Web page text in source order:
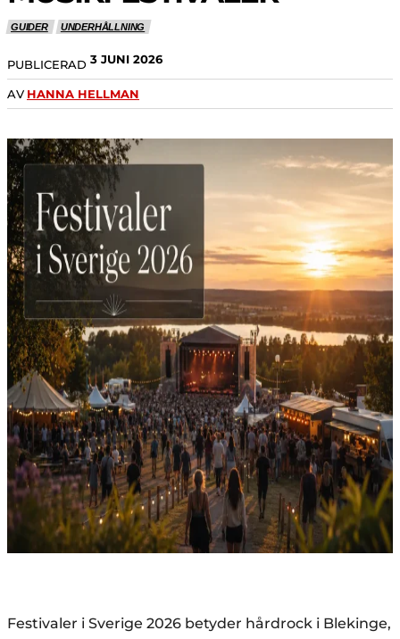
GUIDER UNDERHÅLLNING
PUBLICERAD 3 JUNI 2026
AV HANNA HELLMAN
Festivaler i Sverige 2026 betyder hårdrock i Blekinge,